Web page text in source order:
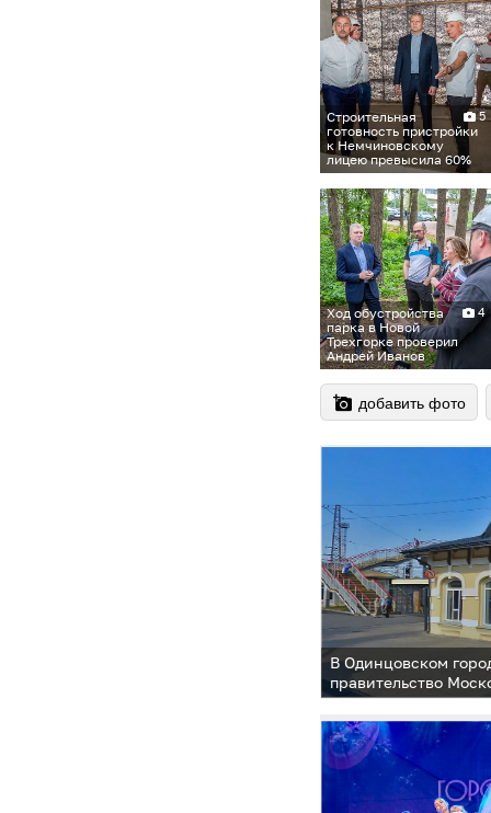
5
Строительная
готовность пристройки
к Немчиновскому
лицею превысила 60%
4
Ход обустройства
парка в Новой
Трехгорке проверил
Андрей Иванов
добавить фото
В Одинцовском
правительство
установило зоны
территорий
регионального
«Железнодорожный
Кубинка, начало XX